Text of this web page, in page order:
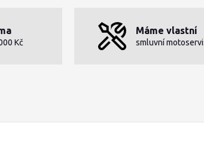
Kč
Máme vlastní
smluvní